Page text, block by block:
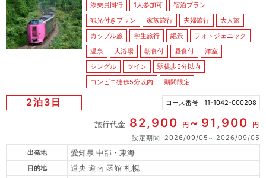
添乗員同行 1人参加可
宿泊プラン
観光付きプラン
家族旅行 夫婦旅行
大人旅
カップル旅
学生旅行 絶景
フォトジェニック
温泉
大浴場 朝食付 昼食付
洋室
シングル
ツイン
駅徒歩5分以内
コンビニ徒歩5分以内
期間限定
2泊3日 コース番号 11-1042-000208
旅行代金 82,900 円 91,900
円
設定期間
2026/09/05
2026/09/05
出発地
愛知県 中部・東海
目的地 道央 道南 函館 札幌